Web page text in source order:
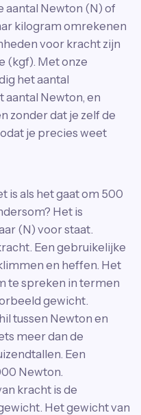
aantal Newton (N) of
kilogram omrekenen
voor kracht zijn
(kgf). Met onze
het aantal
aantal Newton, en
zonder dat je zelf de
je precies weet
is als het gaat om 500
Het is
(N) voor staat.
Een gebruikelijke
en heffen. Het
te spreken in termen
gewicht.
tussen Newton en
meer dan de
Een
Newton.
kracht is de
Het gewicht van